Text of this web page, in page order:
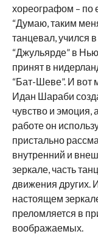
хореографом – по
“Думаю, таким
танцевал, учился
“Джульярде” в
принят в
“Бат-Шеве”. И вот
Идан Шараби
чувство и эмоция,
работе он
пристально
внутренний и
зеркале, часть
движения других.
настоящем
преломляется в
воображаемых.